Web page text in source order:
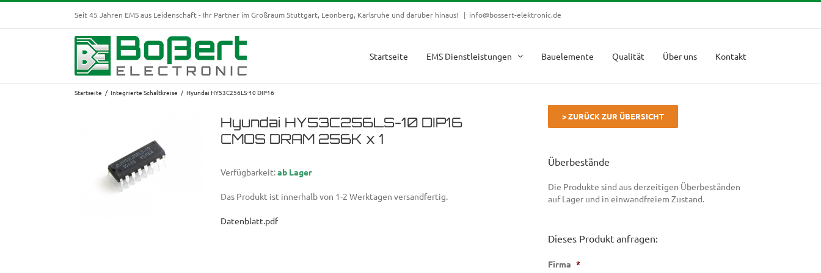
Zum
springen
Seit 45 Jahren EMS aus Leidenschaft - Ihr Partner im Großraum Stuttgart, Leonberg, Karlsruhe und darüber hinaus! | info@bossert-elektronic.de
Startseite EMS Dienstleistungen Bauelemente Qualität Über uns Kontakt
Startseite Integrierte Schaltkreise Hyundai HY53C256LS-10 DIP16
Hyundai HY53C256LS-10 DIP16
CMOS DRAM 256K x 1
Verfügbarkeit:ab Lager
Das Produkt ist innerhalb von 1-2 Werktagen versandfertig.
Datenblatt.pdf
> ZURÜCK ZUR ÜBERSICHT
Überbestände
Die Produkte sind aus derzeitigen Überbeständen
auf Lager und in einwandfreiem Zustand.
Dieses Produkt anfragen:
Firma *